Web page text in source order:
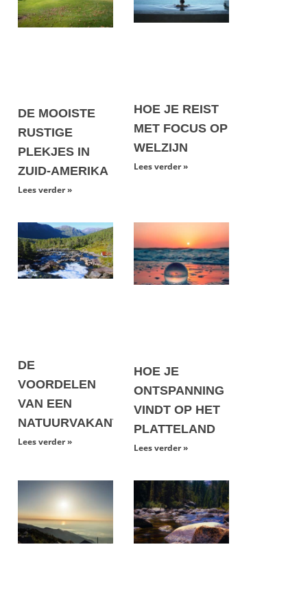
DE MOOISTE
RUSTIGE
PLEKJES IN
ZUID-AMERIKA
Lees verder »
HOE JE REIST
MET FOCUS OP
WELZIJN
Lees verder »
DE
VOORDELEN
VAN EEN
NATUURVAKANTIE
Lees verder »
HOE JE
ONTSPANNING
VINDT OP HET
PLATTELAND
Lees verder »